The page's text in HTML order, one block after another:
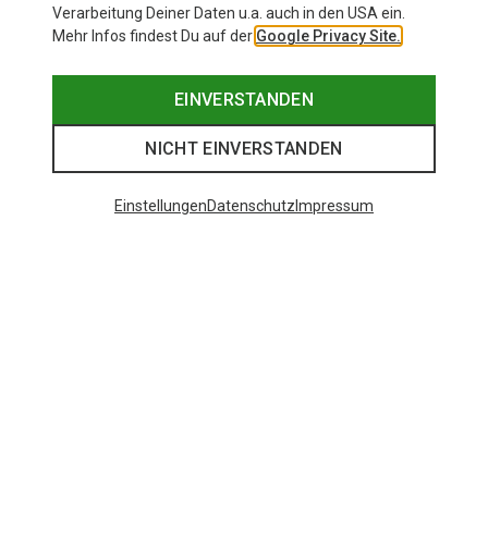
Verarbeitung Deiner Daten u.a. auch in den USA ein.
Mehr Infos findest Du auf der Google Privacy Site.
EINVERSTANDEN
NICHT EINVERSTANDEN
EinstellungenDatenschutz Impressum